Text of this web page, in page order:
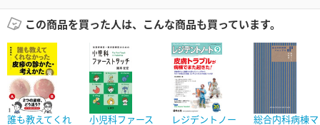
この商品を買った人は、こんな商品も買っています。
誰も教えてくれ
小児科ファース
レジデントノー
総合内科病棟マ